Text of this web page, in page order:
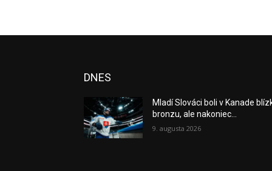
DNES
Mladí Slováci boli v Kanade
bronzu, ale nakoniec...
9. augusta 2026